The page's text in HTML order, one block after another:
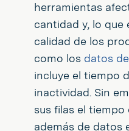
herramientas
cantidad y, lo que
calidad de los
como los datos
incluye el tiempo
inactividad. Sin
sus filas el
además de datos